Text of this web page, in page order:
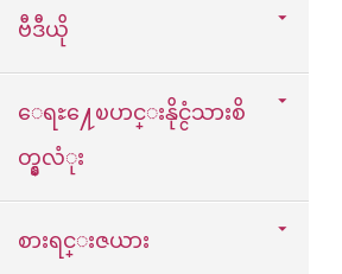
ဗီဒီယို
ေရႊ႔ေၿပာင္းနိုင္ငံသားစိ
တ္နွလံုး
စားရင္းဇယား